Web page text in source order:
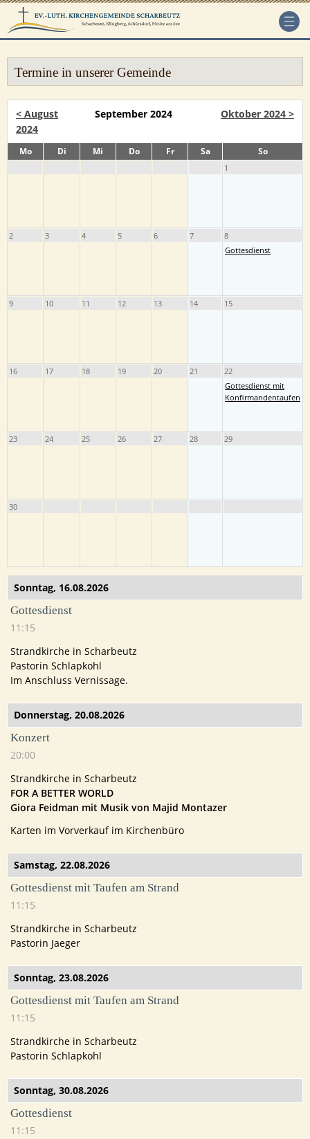
Termine in unserer Gemeinde
< August
2024
September 2024 Oktober 2024 >
Mo Di Mi Do Fr Sa So
1
2 3 4 5 6 7
8
Gottesdienst
9 10 11 12 13 14 15
16 17 18 19 20 21
22
Gottesdienst mit
Konfirmandentaufen
23 24 25 26 27 28 29
30
Sonntag, 16.08.2026
Gottesdienst
11:15
Strandkirche in Scharbeutz
Pastorin Schlapkohl
Im Anschluss Vernissage.
Donnerstag, 20.08.2026
Konzert
20:00
Strandkirche in Scharbeutz
FOR A BETTER WORLD
Giora Feidman mit Musik von Majid Montazer
Karten im Vorverkauf im Kirchenbüro
Samstag, 22.08.2026
Gottesdienst mit Taufen am Strand
11:15
Strandkirche in Scharbeutz
Pastorin Jaeger
Sonntag, 23.08.2026
Gottesdienst mit Taufen am Strand
11:15
Strandkirche in Scharbeutz
Pastorin Schlapkohl
Sonntag, 30.08.2026
Gottesdienst
11:15